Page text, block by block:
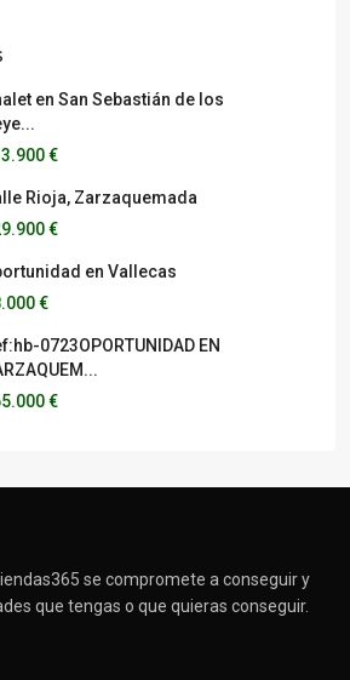
en San Sebastián de los
€
Rioja, Zarzaquemada
€
en Vallecas
€
0723OPORTUNIDAD EN
€
se compromete a conseguir y
que tengas o que quieras conseguir.